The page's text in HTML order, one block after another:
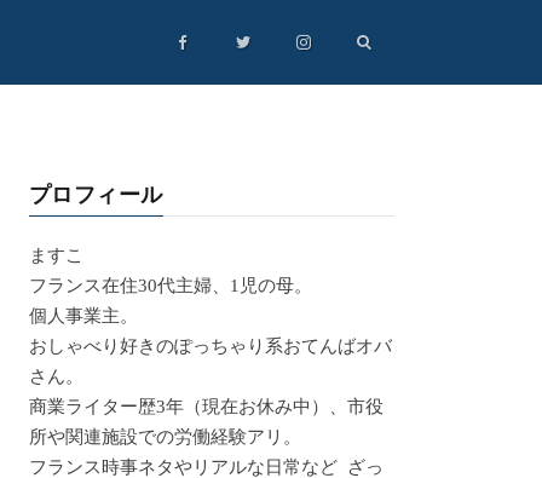
プロフィール
ますこ
フランス在住30代主婦、1児の母。
個人事業主。
おしゃべり好きのぽっちゃり系おてんばオバ
さん。
商業ライター歴3年（現在お休み中）、市役
所や関連施設での労働経験アリ。
フランス時事ネタやリアルな日常など ざっ